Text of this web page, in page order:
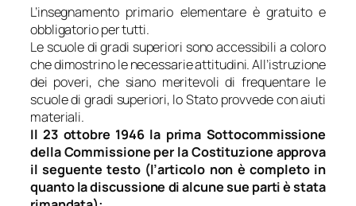
L’insegnamento primario elementare è gratuito e
obbligatorio per tutti.
Le scuole di gradi superiori sono accessibili a coloro
che dimostrino le necessarie attitudini. All’istruzione
dei poveri, che siano meritevoli di frequentare le
scuole di gradi superiori, lo Stato provvede con aiuti
materiali.
Il 23 ottobre 1946 la prima Sottocommissione
della Commissione per la Costituzione approva
il seguente testo (l’articolo non è completo in
quanto la discussione di alcune sue parti è stata